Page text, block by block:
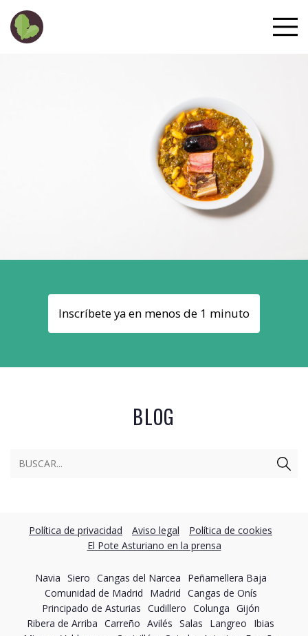
Inscríbete ya en menos de 1 minuto
BLOG
Política de privacidad Aviso legal
Política de cookies
El Pote Asturiano en la prensa
Navia Siero Cangas del Narcea
Peñamellera Baja
Comunidad de Madrid
Madrid Cangas de Onís
Principado de Asturias Cudillero Colunga Gijón
Ribera de Arriba Carreño Avilés Salas Langreo
Ibias